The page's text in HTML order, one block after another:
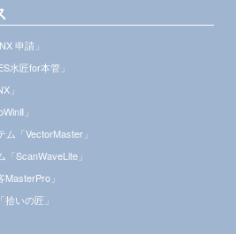
申請」
水匠for本管」
」
」
「VectorMaster」
ScanWaveLite」
」
いの匠」